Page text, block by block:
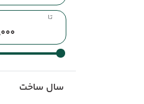
تا
سال ساخت